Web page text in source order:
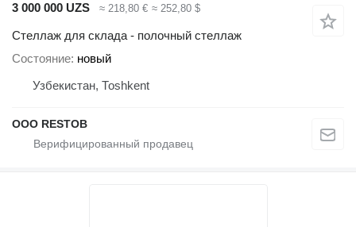
3 000 000 UZS ≈ 218,80 € ≈ 252,80 $
Стеллаж для склада - полочный стеллаж
Состояние новый
Узбекистан, Тоshkent
OOO RESTOB